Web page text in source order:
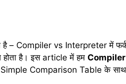
Compiler vs Interpreter में फर्क
है। इस article में हम
Comparison Table के